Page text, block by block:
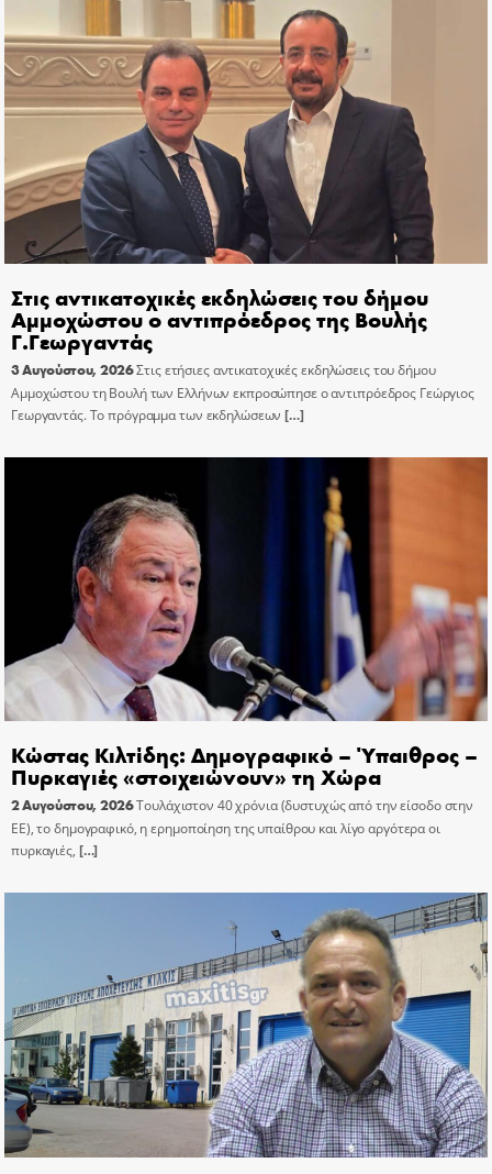
Στις αντικατοχικές εκδηλώσεις του δήμου
Αμμοχώστου ο αντιπρόεδρος της Βουλής
Γ.Γεωργαντάς
3 Αυγούστου, 2026Στις ετήσιες αντικατοχικές εκδηλώσεις του δήμου
Αμμοχώστου τη Βουλή των Ελλήνων εκπροσώπησε ο αντιπρόεδρος Γεώργιος
Γεωργαντάς. Το πρόγραμμα των εκδηλώσεων […]
Κώστας Κιλτίδης: Δημογραφικό – Ύπαιθρος –
Πυρκαγιές «στοιχειώνουν» τη Χώρα
2 Αυγούστου, 2026Τουλάχιστον 40 χρόνια (δυστυχώς από την είσοδο στην
ΕΕ), το δημογραφικό, η ερημοποίηση της υπαίθρου και λίγο αργότερα οι
πυρκαγιές, […]